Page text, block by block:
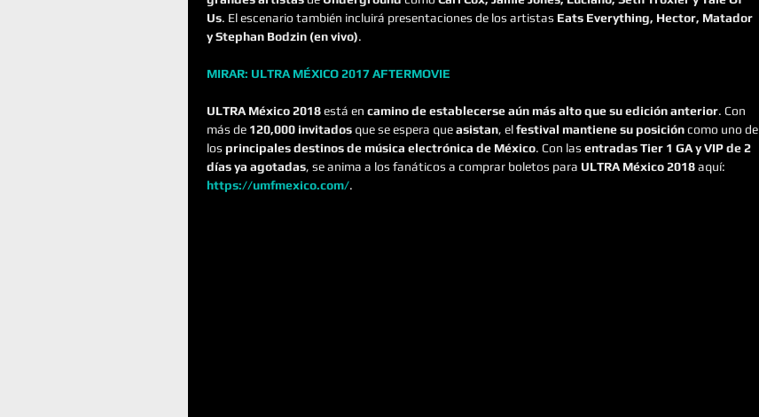
Us. El escenario también incluirá presentaciones de los artistas Eats Everything, Hector, Matador
y Stephan Bodzin (en vivo).
MIRAR: ULTRA MÉXICO 2017 AFTERMOVIE
ULTRA México 2018 está en camino de establecerse aún más alto que su edición anterior. Con
más de 120,000 invitados que se espera que asistan, el festival mantiene su posición como uno de
los principales destinos de música electrónica de México. Con las entradas Tier 1 GA y VIP de 2
días ya agotadas, se anima a los fanáticos a comprar boletos para ULTRA México 2018 aquí:
https://umfmexico.com/.